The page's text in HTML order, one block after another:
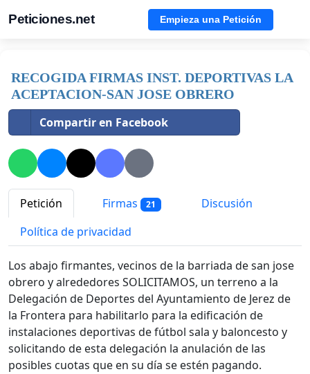
Peticiones.net Empieza una Petición
RECOGIDA FIRMAS INST. DEPORTIVAS LA
ACEPTACION-SAN JOSE OBRERO
Compartir en Facebook
Petición Firmas 21
Discusión
Política de privacidad
Los abajo firmantes, vecinos de la barriada de san jose
obrero y alrededores SOLICITAMOS, un terreno a la
Delegación de Deportes del Ayuntamiento de Jerez de
la Frontera para habilitarlo para la edificación de
instalaciones deportivas de fútbol sala y baloncesto y
solicitando de esta delegación la anulación de las
posibles cuotas que en su día se estén pagando.